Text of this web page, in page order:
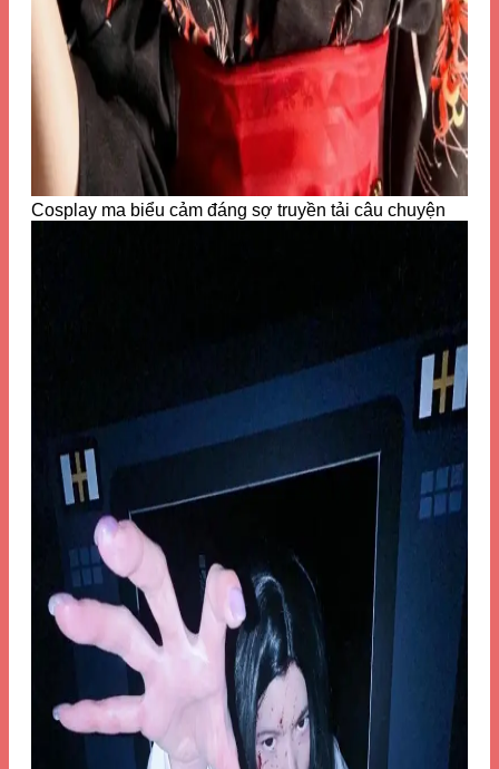
Cosplay ma biểu cảm đáng sợ truyền tải câu chuyện